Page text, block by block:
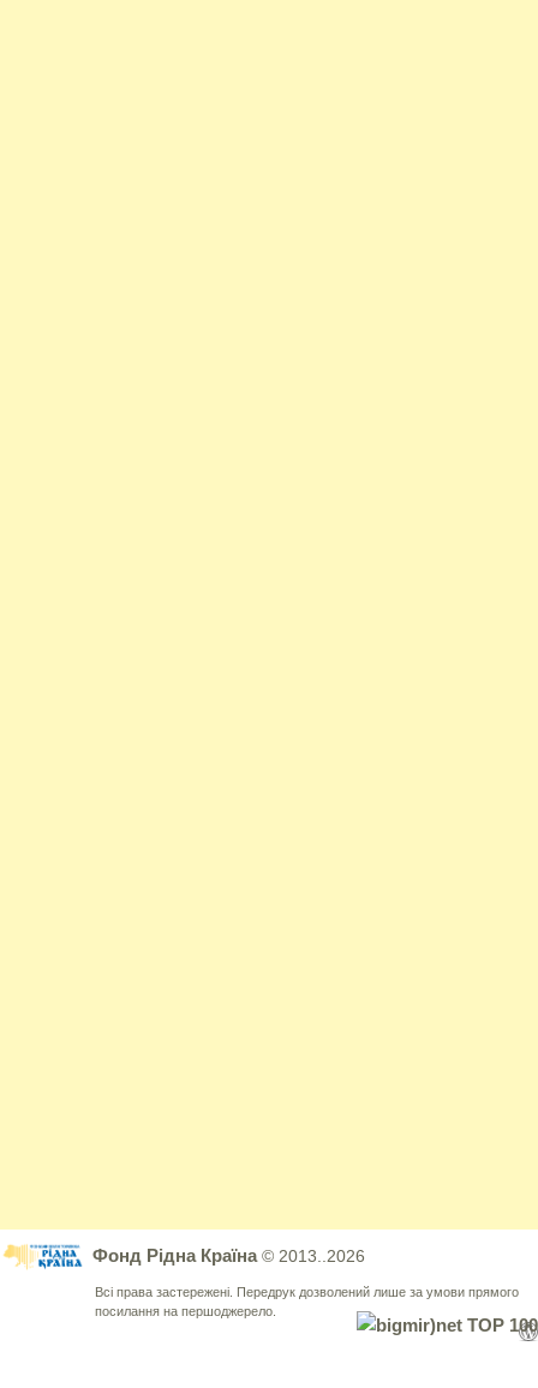
Фонд Рідна Країна© 2013..2026
Всі права застережені. Передрук дозволений лише за умови прямого
посилання на першоджерело.